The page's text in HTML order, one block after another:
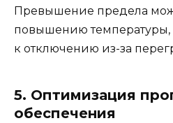
Превышение предела
повышению температуры,
к отключению из-за
5. Оптимизация
обеспечения